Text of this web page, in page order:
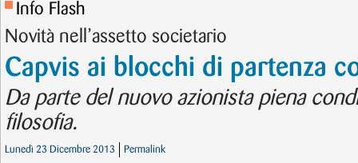
Info Flash
Novità nell’assetto societario
Capvis ai blocchi di partenza
Da parte del nuovo azionista piena
filosofia.
Lunedì 23 Dicembre 2013 Permalink